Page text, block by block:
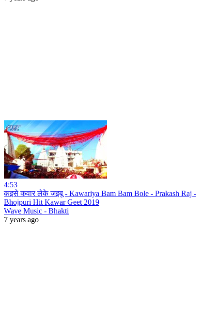
4:53
कइसे कवार लेके जइबू - Kawariya Bam Bam Bole - Prakash Raj -
Bhojpuri Hit Kawar Geet 2019
Wave Music - Bhakti
7 years ago